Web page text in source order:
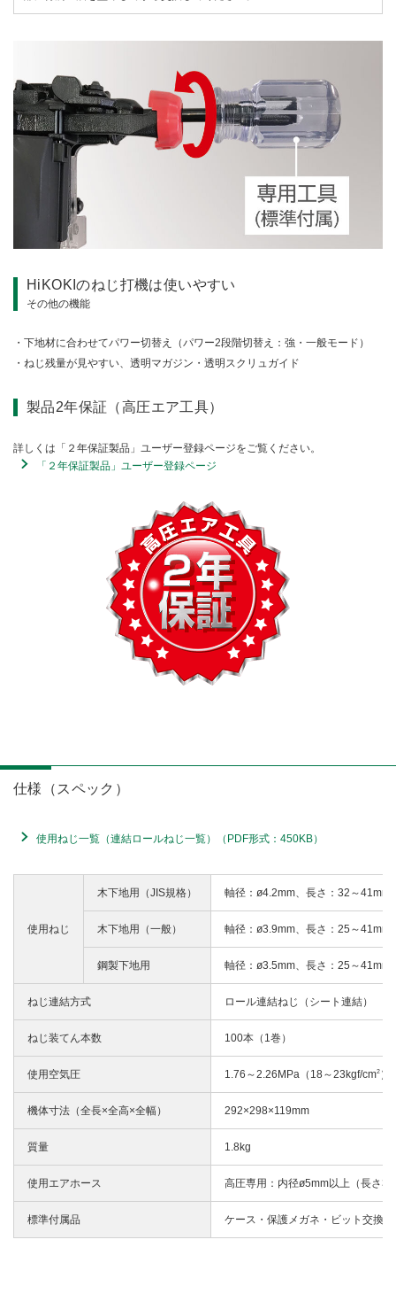
HiKOKIのねじ打機は使いやすい
その他の機能
下地材に合わせてパワー切替え（パワー2段階切替え：強・一般モード）
ねじ残量が見やすい、透明マガジン・透明スクリュガイド
製品2年保証（高圧エア工具）
詳しくは「２年保証製品」ユーザー登録ページをご覧ください。
「２年保証製品」ユーザー登録ページ
仕様（スペック）
使用ねじ一覧（連結ロールねじ一覧）（PDF形式：450KB）
使用ねじ
木下地用（JIS規格） 軸径：ø4.2mm、長さ：32～41mm
木下地用（一般） 軸径：ø3.9mm、長さ：25～41mm
鋼製下地用 軸径：ø3.5mm、長さ：25～41mm
ねじ連結方式 ロール連結ねじ（シート連結）
ねじ装てん本数 100本（1巻）
使用空気圧 1.76～2.26MPa（18～23kgf/cm2 ）
機体寸法（全長×全高×全幅） 292×298×119mm
質量 1.8kg
使用エアホース 高圧専用：内径ø5mm以上（長さ
標準付属品 ケース・保護メガネ・ビット交換